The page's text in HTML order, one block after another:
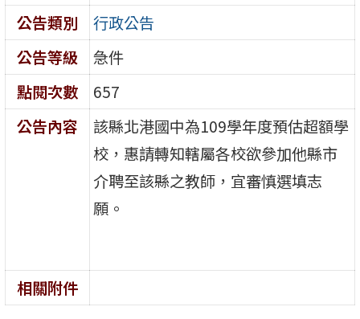
公告類別
行政公告
公告等級
急件
點閱次數
657
公告內容
該縣北港國中為109學年度預估超額學
校，惠請轉知轄屬各校欲參加他縣市
介聘至該縣之教師，宜審慎選填志
願。
相關附件